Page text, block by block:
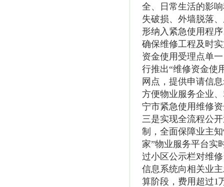
全、日常生活的影
失破损、外墙脱落
形纳入紧急使用程
确保维修工程及时
资金使用受理点单
行推出“维修资金使
网点，提供申请信
方便物业服务企业
宁市紧急使用维修
三是实现全流程公
制，全面保障业主
家”物业服务平台实
过小区公示栏对维
信息系统向相关业
算阶段，费用超过1